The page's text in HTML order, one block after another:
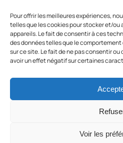
Pour offrir les meilleures expériences,
telles que les cookies pour stocker et/ou
appareils. Le fait de consentir à ces
des données telles que le
sur ce site. Le fait de ne pas consentir
avoir un effet négatif sur certaines
Voir les
Ordre national des
Politique de cookies (UE)
Mentions